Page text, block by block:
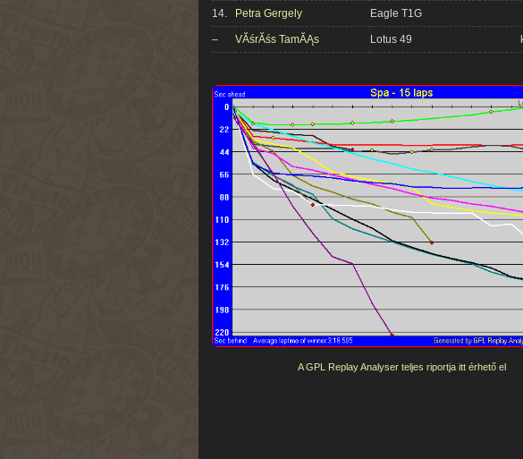
14. Petra Gergely Eagle T1G
– VĂśrĂśs TamĂĄs Lotus 49
A GPL Replay Analyser teljes riportja itt érhető el